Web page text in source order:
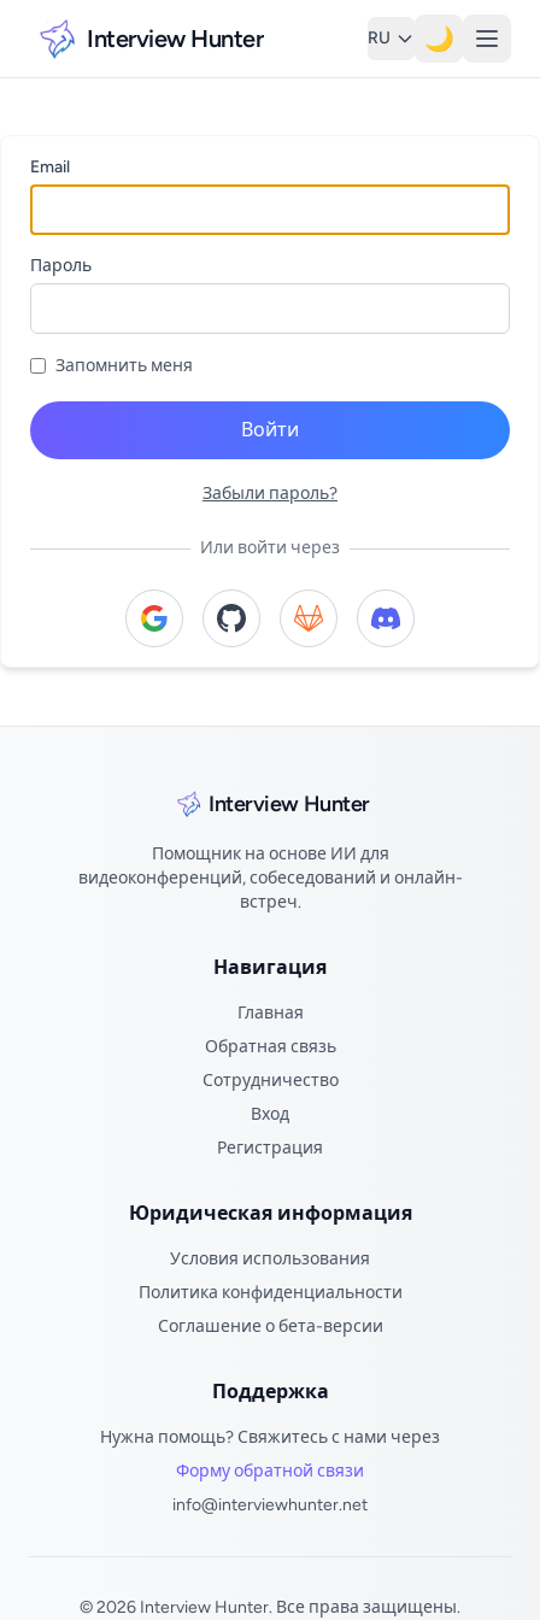
Interview Hunter RU 🌙
Email
Пароль
Запомнить меня
Войти
Забыли пароль?
Или войти через
Continue with Google
Continue with GitHub
Continue with GitLab
Continue with
Interview Hunter
Помощник на основе ИИ для
видеоконференций, собеседований и онлайн-
встреч.
Навигация
Главная
Обратная связь
Сотрудничество
Вход
Регистрация
Юридическая информация
Условия использования
Политика конфиденциальности
Соглашение о бета-версии
Поддержка
Нужна помощь? Свяжитесь с нами через
Форму обратной связи
info@interviewhunter.net
© 2026 Interview Hunter. Все права защищены.